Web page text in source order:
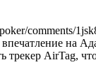
comments/
впечатление на
трекер AirTag,